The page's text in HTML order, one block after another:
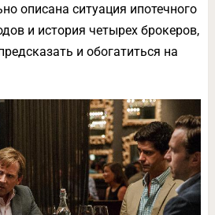
описана ситуация ипотечного
и история четырех брокеров,
и обогатиться на